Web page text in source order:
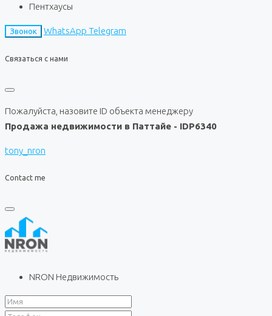
Пентхаусы
Звонок WhatsApp Telegram
Связаться с нами
Пожалуйста, назовите ID объекта менеджеру
Продажа недвижимости в Паттайе - IDP6340
tony_nron
Contact me
NRON Недвижимость